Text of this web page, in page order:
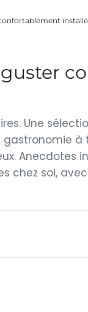
Une
à
Anecdotes
chez soi,